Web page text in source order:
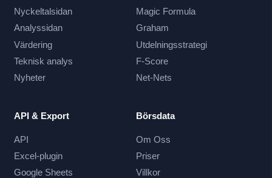
Nyckeltalsidan
Analyssidan
Värdering
Teknisk analys
Nyheter
Magic Formula
Graham
Utdelningsstrategi
F-Score
Net-Nets
API & Export
API
Excel-plugin
Google Sheets
Börsdata
Om Oss
Priser
Villkor